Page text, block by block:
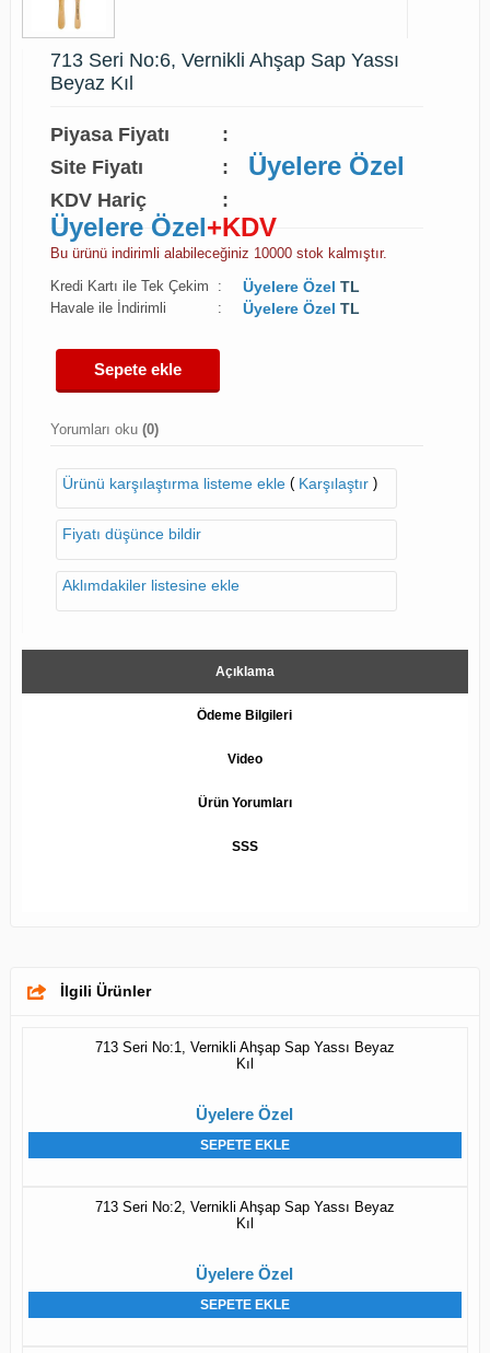
713 Seri No:6, Vernikli Ahşap Sap Yassı
Beyaz Kıl
Piyasa Fiyatı
:
Site Fiyatı
: Üyelere Özel
KDV Hariç :
Üyelere Özel+KDV
Bu ürünü indirimli alabileceğiniz 10000 stok kalmıştır.
Kredi Kartı ile Tek Çekim
: Üyelere Özel TL
Havale ile İndirimli : Üyelere Özel TL
Sepete ekle
Yorumları oku (0)
Ürünü karşılaştırma listeme ekle( Karşılaştır)
Fiyatı düşünce bildir
Aklımdakiler listesine ekle
Açıklama
Ödeme Bilgileri
Video
Ürün Yorumları
SSS
İlgili Ürünler
713 Seri No:1, Vernikli Ahşap Sap Yassı Beyaz
Kıl
Üyelere Özel
SEPETE EKLE
713 Seri No:2, Vernikli Ahşap Sap Yassı Beyaz
Kıl
Üyelere Özel
SEPETE EKLE